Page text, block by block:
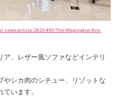
article-2820492/The-Wagington-five-
、レザー風ソファなどインテリ
やシカ肉のシチュー、リゾットな
います。